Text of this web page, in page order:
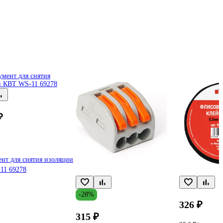
для снятия изоляции
69278
-28%
315 ₽
326 ₽